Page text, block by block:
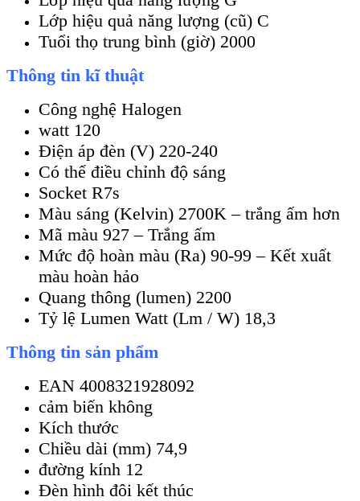
Lớp hiệu quả năng lượng (cũ) C
Tuổi thọ trung bình (giờ) 2000
Thông tin kĩ thuật
Công nghệ Halogen
watt 120
Điện áp đèn (V) 220-240
Có thể điều chỉnh độ sáng
Socket R7s
Màu sáng (Kelvin) 2700K – trắng ấm hơn
Mã màu 927 – Trắng ấm
Mức độ hoàn màu (Ra) 90-99 – Kết xuất
màu hoàn hảo
Quang thông (lumen) 2200
Tỷ lệ Lumen Watt (Lm / W) 18,3
Thông tin sản phẩm
EAN 4008321928092
cảm biến không
Kích thước
Chiều dài (mm) 74,9
đường kính 12
Đèn hình đôi kết thúc